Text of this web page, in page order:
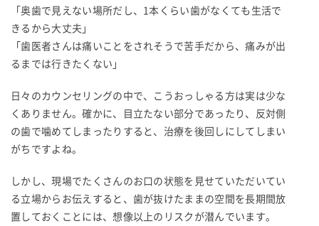
「奥歯で見えない場所だし、1本くらい歯がなくても生活で
きるから大丈夫」
「歯医者さんは痛いことをされそうで苦手だから、痛みが出
るまでは行きたくない」
日々のカウンセリングの中で、こうおっしゃる方は実は少な
くありません。確かに、目立たない部分であったり、反対側
の歯で噛めてしまったりすると、治療を後回しにしてしまい
がちですよね。
しかし、現場でたくさんのお口の状態を見せていただいてい
る立場からお伝えすると、歯が抜けたままの空間を長期間放
置しておくことには、想像以上のリスクが潜んでいます。